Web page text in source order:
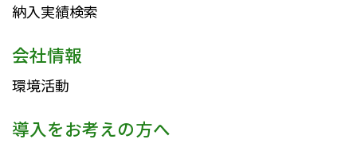
納入実績検索
会社情報
環境活動
導入をお考えの方へ